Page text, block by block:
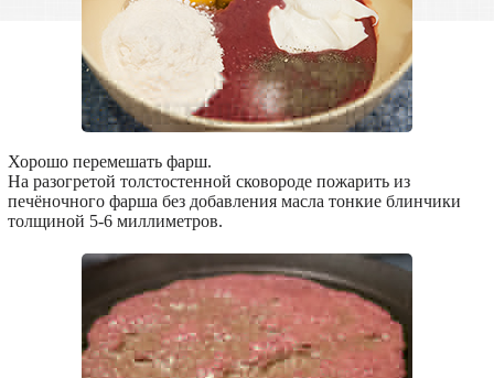
Хорошо перемешать фарш.
На разогретой толстостенной сковороде пожарить из
печёночного фарша без добавления масла тонкие блинчики
толщиной 5-6 миллиметров.